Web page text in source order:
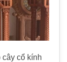
cây cổ kính